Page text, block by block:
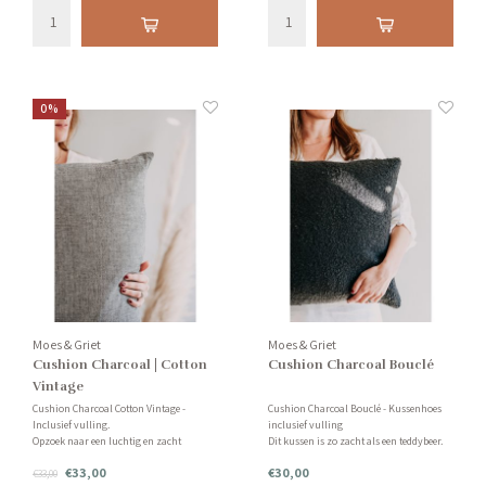
0%
Moes & Griet
Cushion Charcoal | Cotton
Vintage
Cushion Charcoal Cotton Vintage -
Inclusief vulling.
Opzoek naar een luchtig en zacht
heerlijk zacht en zorgt voor optimale
€33,00 €33,00
Moes & Griet
Cushion Charcoal Bouclé
Cushion Charcoal Bouclé - Kussenhoes
inclusief vulling
Dit kussen is zo zacht als een teddybeer.
voor je lichaam en hoofd. Een tijdloos en
€30,00